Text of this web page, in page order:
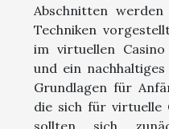
Abschnitten
Techniken
im virtuellen
und ein
Grundlagen für
die sich für virtuelle
sollten sich